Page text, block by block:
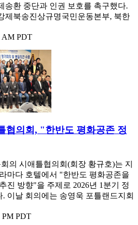
송환 중단과 인권 보호를 촉구했다.
제북송진상규명국민운동본부, 북한
AM PDT
협의회, "한반도 평화공존 정
의 시애틀협의회(회장 황규호)는 지
마다 호텔에서 "한반도 평화공존을
진 방향"을 주제로 2026년 1분기 정
이날 회의에는 송영욱 포틀랜드지회
PM PDT